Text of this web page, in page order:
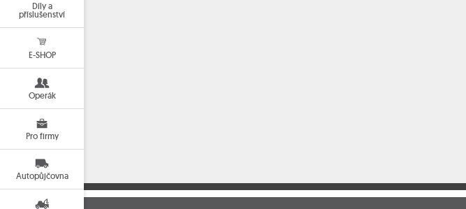
Díly a
příslušenství
E-SHOP
Operák
Pro firmy
Autopůjčovna